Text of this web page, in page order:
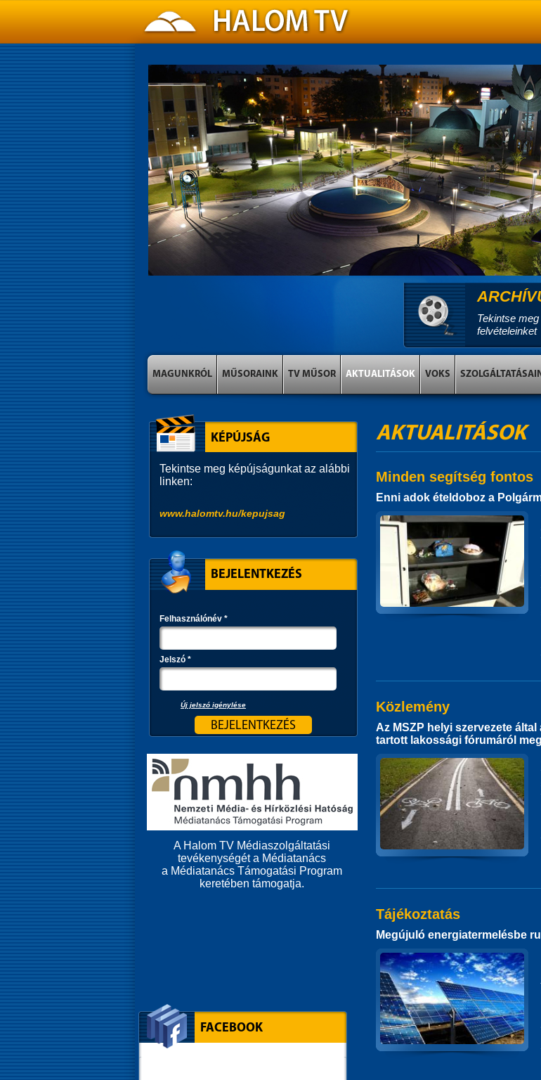
Tekintse
felvételeinket
MAGUNKRÓL MŰSORAINK TV MŰSOR AKTUALITÁSOK VOKS
AKTUALITÁSOK
Minden segítség fontos
Enni adok ételdoboz a
Közlemény
Az MSZP helyi szervezete
tartott lakossági fórumáról
Tájékoztatás
Megújuló energiatermelésbe
KÉPÚJSÁG
Tekintse meg képújságunkat az alábbi
linken:
www.halomtv.hu/kepujsag
BEJELENTKEZÉS
Felhasználónév *
Jelszó *
Új jelszó igénylése
A Halom TV Médiaszolgáltatási
tevékenységét a Médiatanács
a Médiatanács Támogatási Program
keretében támogatja.
FACEBOOK